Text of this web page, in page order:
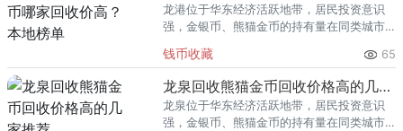
龙港位于华东经济活跃地带，居民投资意识
强，金银币、熊猫金币的持有量在同类城市
熊猫金币的需求就明显升温，但鱼龙混杂的
回收渠道里，能精准识别版别溢
钱币收藏 65
龙泉回收熊猫金币回收价格高的几家推荐
龙泉位于华东经济活跃地带，居民投资意识
强，金银币、熊猫金币的持有量在同类城市